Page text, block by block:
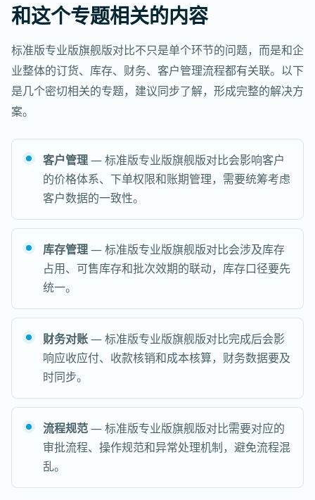
和这个专题相关的内容
标准版专业版旗舰版对比不只是单个环节的问题，而是和企
业整体的订货、库存、财务、客户管理流程都有关联。以下
是几个密切相关的专题，建议同步了解，形成完整的解决方
案。
客户管理— 标准版专业版旗舰版对比会影响客户
的价格体系、下单权限和账期管理，需要统筹考虑
客户数据的一致性。
库存管理— 标准版专业版旗舰版对比会涉及库存
占用、可售库存和批次效期的联动，库存口径要先
统一。
财务对账— 标准版专业版旗舰版对比完成后会影
响应收应付、收款核销和成本核算，财务数据要及
时同步。
流程规范— 标准版专业版旗舰版对比需要对应的
审批流程、操作规范和异常处理机制，避免流程混
乱。